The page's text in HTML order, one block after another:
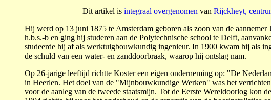
Dit artikel is integraal overgenomen van Rijckheyt,
Hij werd op 13 juni 1875 te Amsterdam geboren als zoon van de
h.b.s.-b en ging hij studeren aan de Polytech­ni­­sche school te Delft,
studeerde hij af als werk­tuig­­bouwkundig ingenieur. In 1900 kwam hij als
de schuld van een water- en zanddoorbraak, waarop hij ontslag nam.
Op 26-jarige leeftijd richtte Kos­ter een eigen onderneming op: "De
in Heerlen. Het doel van de "Mijn­bouw­kundige Werken" was het
voor de aanleg van de tweede staatsmijn. Tot de Eerste Wereldoorlog kon